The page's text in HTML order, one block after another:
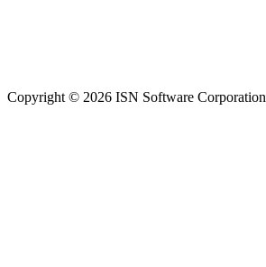
Copyright © 2026 ISN Software Corporation